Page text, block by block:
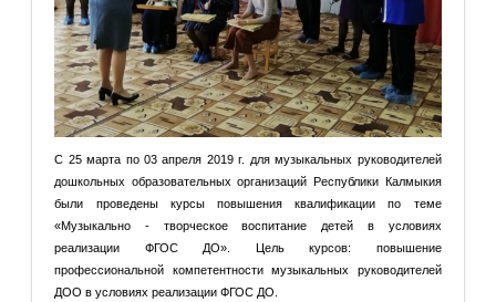
С 25 марта по 03 апреля 2019 г. для музыкальных руководителей
дошкольных образовательных организаций Республики Калмыкия
были проведены курсы повышения квалификации по теме
«Музыкально - творческое воспитание детей в условиях
реализации ФГОС ДО». Цель курсов: повышение
профессиональной компетентности музыкальных руководителей
ДОО в условиях реализации ФГОС ДО.